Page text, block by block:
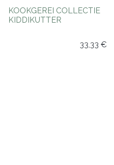
KOOKGEREI COLLECTIE
KIDDIKUTTER
33,33 €